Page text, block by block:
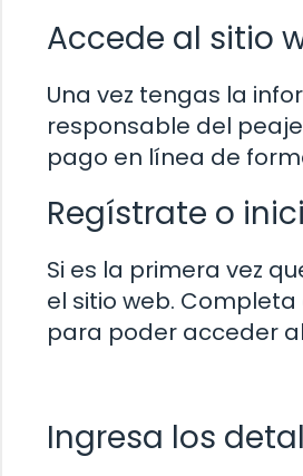
Accede al sitio
Una vez tengas la
responsable del
pago en línea de
Regístrate o
Si es la primera vez
el sitio web.
para poder acceder
Ingresa los